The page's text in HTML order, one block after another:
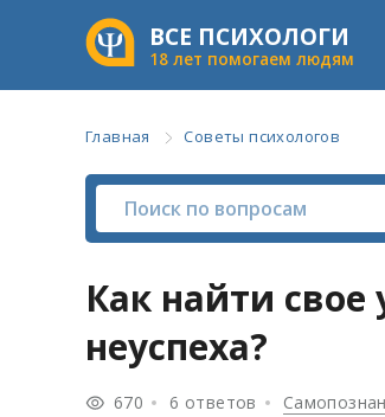
ВСЕ ПСИХОЛОГИ
18 лет помогаем людям
Главная Советы психологов
Как найти свое
неуспеха?
670 6 ответов